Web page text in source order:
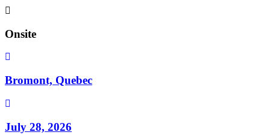
Onsite
Bromont, Quebec
July 28, 2026